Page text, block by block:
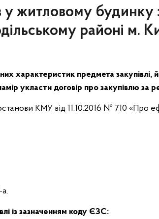
у житловому будинку
районі м.
характеристик предмета закупівлі,
укласти договір про закупівлю за
КМУ від 11.10.2016 № 710 «Про
із зазначенням коду ЄЗС: